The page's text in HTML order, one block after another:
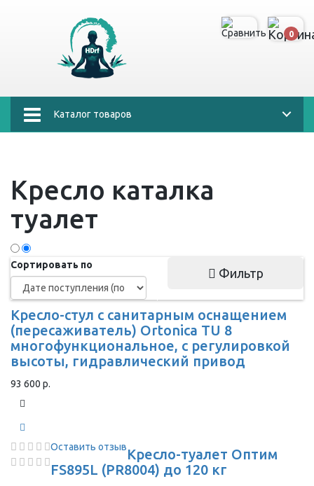
0
Каталог товаров
Кресло каталка
туалет
Сортировать по
Фильтр
Кресло-стул с санитарным оснащением
(пересаживатель) Ortonica TU 8
многофункциональное, с регулировкой
высоты, гидравлический привод
93 600 р.
Оставить отзывКресло-туалет Оптим
FS895L (PR8004) до 120 кг